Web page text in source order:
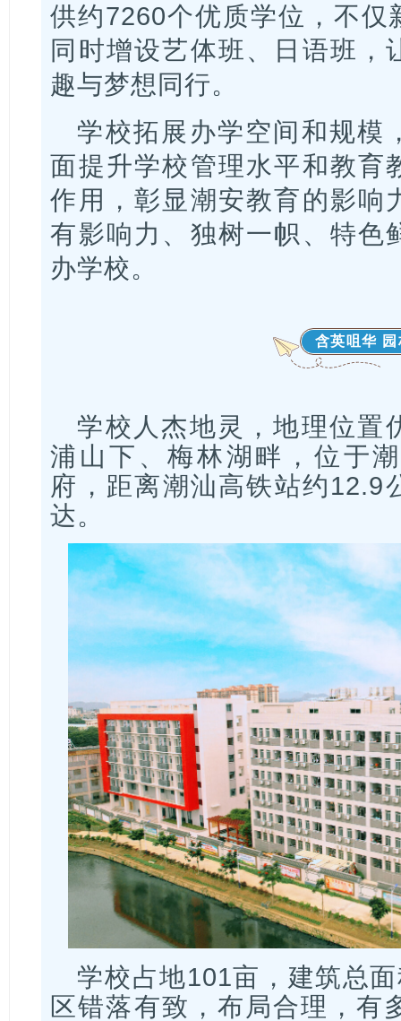
供约7260个优质学位，不仅
同时增设艺体班、日语班，
趣与梦想同行。
学校拓展办学空间和规模
面提升学校管理水平和教育
作用，彰显潮安教育的影响
有影响力、独树一帜、特色
办学校。
含英咀华
学校人杰地灵，地理位置
浦山下、梅林湖畔，位于
府，距离潮汕高铁站约12.9
达。
学校占地101亩，建筑总
区错落有致，布局合理，有